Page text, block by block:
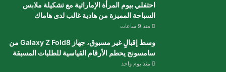
احتفلي بيوم المرأة الإماراتية مع تشكيلة ملابس
السباحة المميزة من هادية غالب لدى هاماك
منذ 9 ساعات
وسط إقبالٍ غير مسبوق، جهاز Galaxy Z Fold8 من
سامسونج يحطم الأرقام القياسية للطلبات المسبقة
منذ يوم واحد